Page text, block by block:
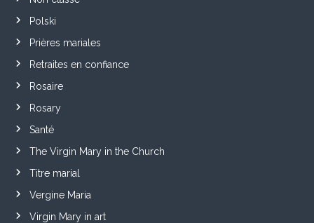
Polski
Prières mariales
Retraites en confiance
Rosaire
Rosary
Santé
The Virgin Mary in the Church
Titre marial
Vergine Maria
Virgin Mary in art